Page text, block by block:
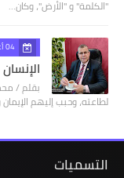
"الكلمة" و "الأرض"، وكان…
04 أغسطس 2026
بقلم /
لطاعته، وحبب إليهم
التسميات